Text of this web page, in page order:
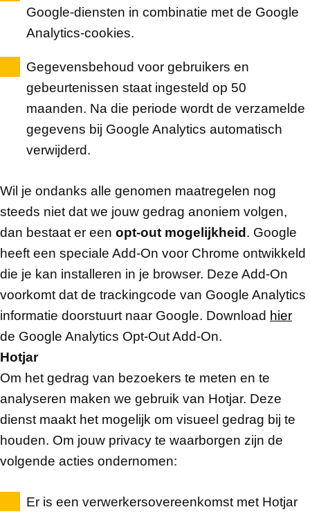
Google-diensten in combinatie met de Google
Analytics-cookies.
Gegevensbehoud voor gebruikers en
gebeurtenissen staat ingesteld op 50
maanden. Na die periode wordt de verzamelde
gegevens bij Google Analytics automatisch
verwijderd.
Wil je ondanks alle genomen maatregelen nog
steeds niet dat we jouw gedrag anoniem volgen,
dan bestaat er een opt-out mogelijkheid . Google
heeft een speciale Add-On voor Chrome ontwikkeld
die je kan installeren in je browser. Deze Add-On
voorkomt dat de trackingcode van Google Analytics
informatie doorstuurt naar Google. Download hier
de Google Analytics Opt-Out Add-On.
Hotjar
Om het gedrag van bezoekers te meten en te
analyseren maken we gebruik van Hotjar. Deze
dienst maakt het mogelijk om visueel gedrag bij te
houden. Om jouw privacy te waarborgen zijn de
volgende acties ondernomen:
Er is een verwerkersovereenkomst met Hotjar